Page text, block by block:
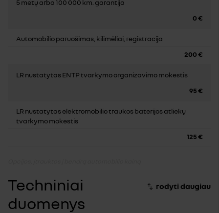
5 metų arba 100 000 km. garantija
0 €
Automobilio paruošimas, kilimėliai, registracija
200 €
LR nustatytas ENTP tvarkymo organizavimo mokestis
95 €
LR nustatytas elektromobilio traukos baterijos atliekų
tvarkymo mokestis
125 €
Techniniai
duomenys